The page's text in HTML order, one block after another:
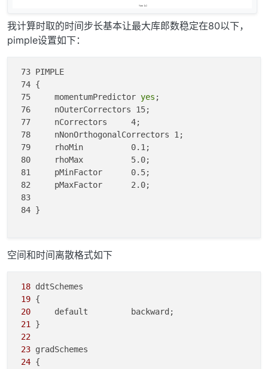
我计算时取的时间步长基本让最大库郎数稳定在80以下，
pimple设置如下：
73 PIMPLE
74 {
75     momentumPredictor yes ;
76     nOuterCorrectors 15;
77     nCorrectors     4;
78     nNonOrthogonalCorrectors 1;
79     rhoMin          0.1;
80     rhoMax          5.0;
81     pMinFactor      0.5;
82     pMaxFactor      2.0;
83
84 }
空间和时间离散格式如下
18 ddtSchemes
19 {
20
     default         backward;
21 }
22
23 gradSchemes
24 {